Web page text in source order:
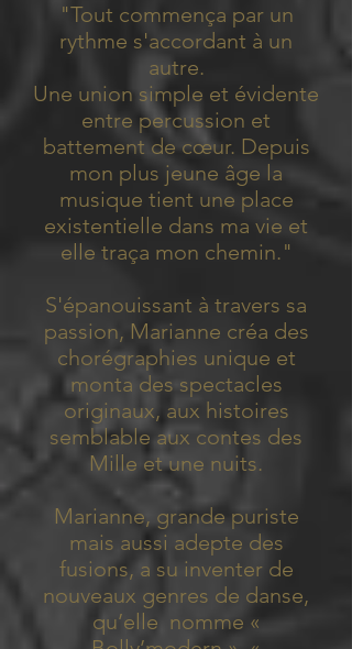
"Tout commença par un
rythme s'accordant à un
autre.
Une union simple et évidente
entre percussion et
battement de cœur. Depuis
mon plus jeune âge la
musique tient une place
existentielle dans ma vie et
elle traça mon chemin."
S'épanouissant à travers sa
passion, Marianne créa des
chorégraphies unique et
monta des spectacles
originaux, aux histoires
semblable aux contes des
Mille et une nuits.
Marianne, grande puriste
mais aussi adepte des
fusions, a su inventer de
nouveaux genres de danse,
qu’elle nomme «